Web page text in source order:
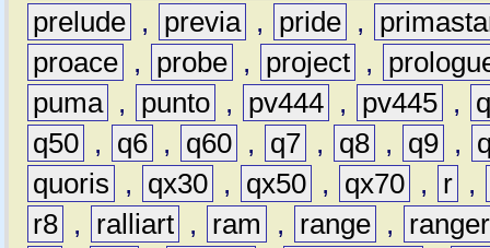
prelude , previa , pride ,
proace , probe , project ,
puma , punto , pv444 , pv445 ,
q50 , q6 , q60 , q7 , q8 , q9 ,
quoris
, qx30 , qx50 , qx70 , r ,
r8 , ralliart , ram , range ,
ranger